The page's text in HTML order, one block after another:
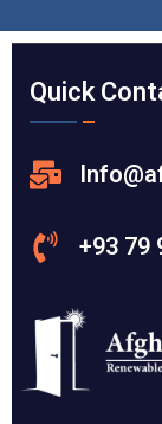
Quick
+93 79